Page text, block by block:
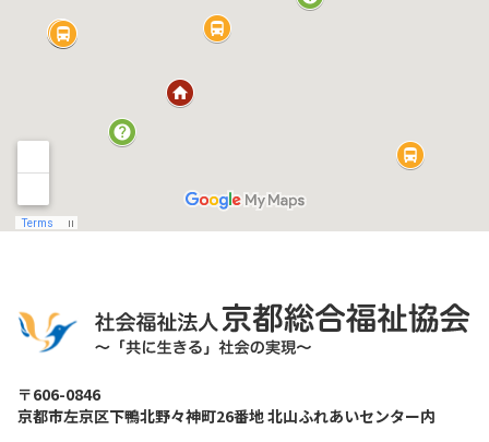
〒606-0846
京都市左京区下鴨北野々神町26番地 北山ふれあいセンター内